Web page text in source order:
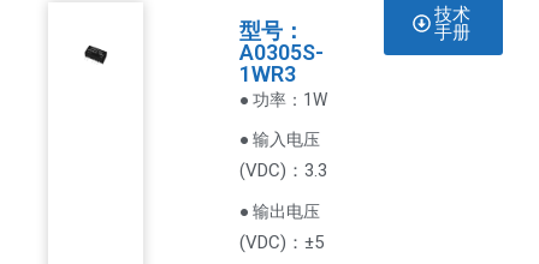
型号：
A0305S-
1WR3
● 功率：1W
● 输入电压
(VDC)：3.3
● 输出电压
(VDC) ：±5
技术
手册